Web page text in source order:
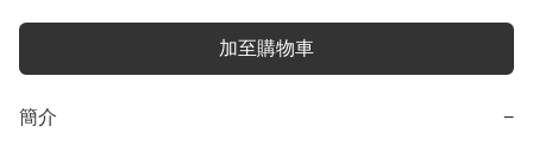
加至購物車
簡介 −